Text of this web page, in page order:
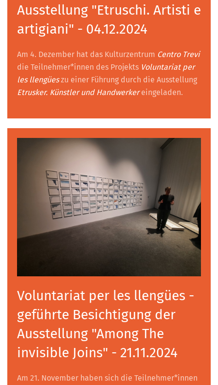
Ausstellung "Etruschi. Artisti e
artigiani" - 04.12.2024
Am 4. Dezember hat das Kulturzentrum Centro Trevi
die Teilnehmer*innen des Projekts Voluntariat per
les llengüeszu einer Führung durch die Ausstellung
Etrusker. Künstler und Handwerkereingeladen.
Voluntariat per les llengües -
geführte Besichtigung der
Ausstellung "Among The
invisible Joins" - 21.11.2024
Am 21. November haben sich die Teilnehmer*innen